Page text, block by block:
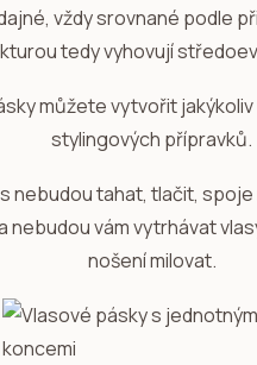
vždy srovnané podle
tedy vyhovují
můžete vytvořit
stylingových přípravků.
nebudou tahat, tlačit,
nebudou vám vytrhávat
nošení milovat.